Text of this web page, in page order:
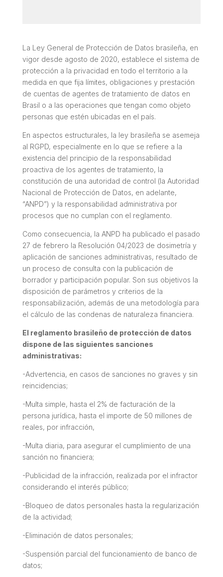
La Ley General de Protección de Datos brasileña, en
vigor desde agosto de 2020, establece el sistema de
protección a la privacidad en todo el territorio a la
medida en que fija límites, obligaciones y prestación
de cuentas de agentes de tratamiento de datos en
Brasil o a las operaciones que tengan como objeto
personas que estén ubicadas en el país.
En aspectos estructurales, la ley brasileña se asemeja
al RGPD, especialmente en lo que se refiere a la
existencia del principio de la responsabilidad
proactiva de los agentes de tratamiento, la
constitución de una autoridad de control (la Autoridad
Nacional de Protección de Datos, en adelante,
“ANPD”) y la responsabilidad administrativa por
procesos que no cumplan con el reglamento.
Como consecuencia, la ANPD ha publicado el pasado
27 de febrero la Resolución 04/2023 de dosimetría y
aplicación de sanciones administrativas, resultado de
un proceso de consulta con la publicación de
borrador y participación popular. Son sus objetivos la
disposición de parámetros y criterios de la
responsabilización, además de una metodología para
el cálculo de las condenas de naturaleza financiera.
El reglamento brasileño de protección de datos
dispone de las siguientes sanciones
administrativas:
-Advertencia, en casos de sanciones no graves y sin
reincidencias;
-Multa simple, hasta el 2% de facturación de la
persona jurídica, hasta el importe de 50 millones de
reales, por infracción,
-Multa diaria, para asegurar el cumplimiento de una
sanción no financiera;
-Publicidad de la infracción, realizada por el infractor
considerando el interés público;
-Bloqueo de datos personales hasta la regularización
de la actividad;
-Eliminación de datos personales;
-Suspensión parcial del funcionamiento de banco de
datos;